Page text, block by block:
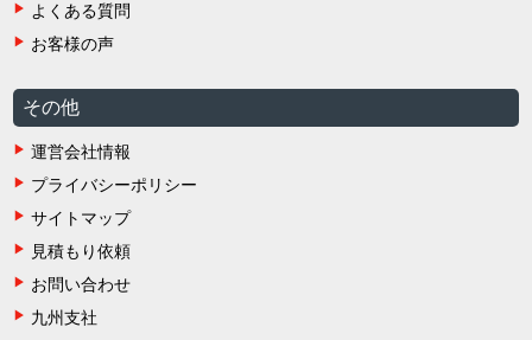
よくある質問
お客様の声
その他
運営会社情報
プライバシーポリシー
サイトマップ
見積もり依頼
お問い合わせ
九州支社